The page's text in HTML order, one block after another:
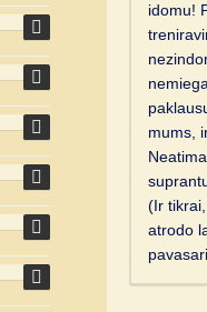
idomu!
mums,
(Ir
atrodo